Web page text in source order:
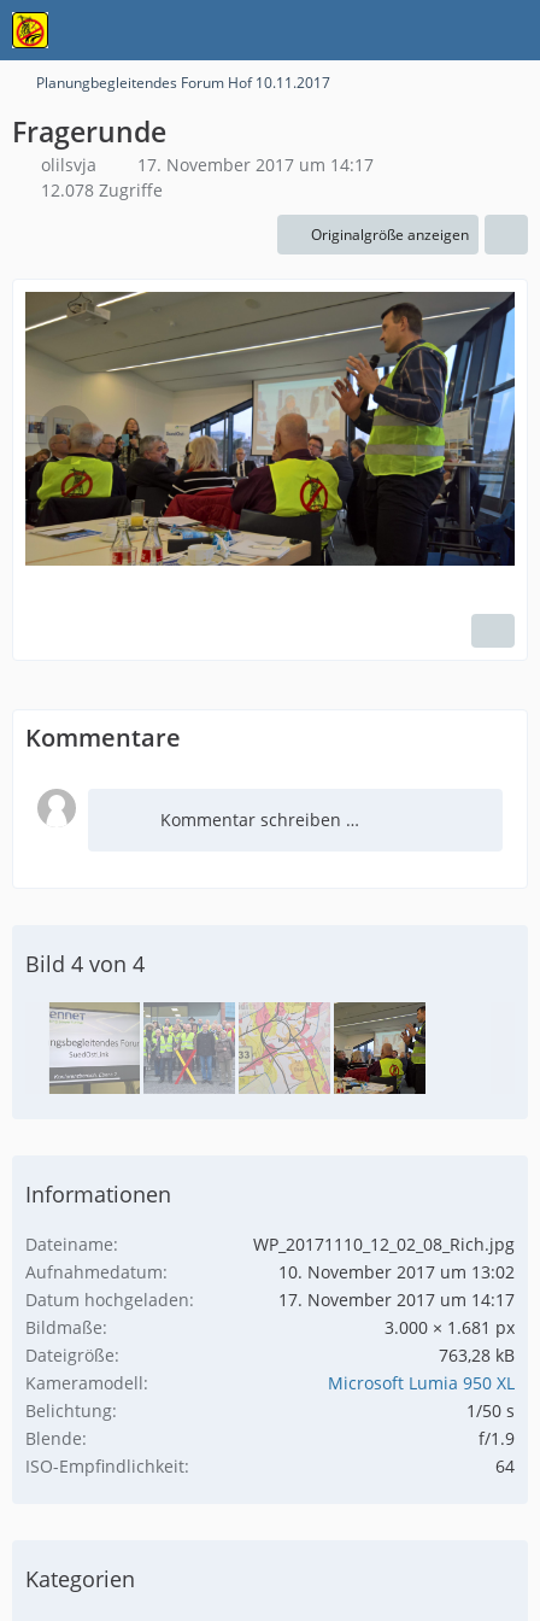
Planungbegleitendes Forum Hof 10.11.2017
Fragerunde
olilsvja
17. November 2017 um 14:17
12.078 Zugriffe
Originalgröße anzeigen
Kommentare
Kommentar schreiben …
Bild 4 von 4
Informationen
Dateiname
WP_20171110_12_02_08_Rich.jpg
Aufnahmedatum
10. November 2017 um 13:02
Datum hochgeladen
17. November 2017 um 14:17
Bildmaße
3.000 × 1.681 px
Dateigröße
763,28 kB
Kameramodell
Microsoft Lumia 950 XL
Belichtung
1/50 s
Blende
f/1.9
ISO-Empfindlichkeit
64
Kategorien